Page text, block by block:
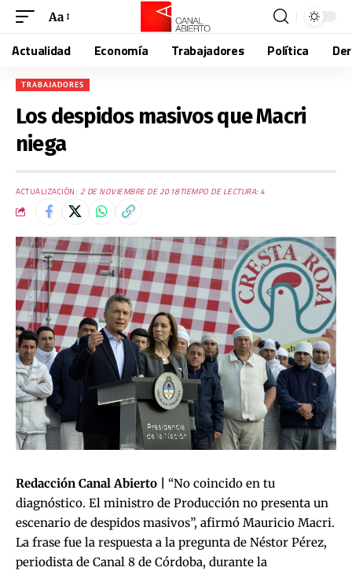
Aa
Actualidad Economía Trabajadores Política
TRABAJADORES
Los despidos masivos que Macri
niega
ACTUALIZACIÓN: 2 DE NOVIEMBRE DE 2018TIEMPO DE LECTURA: 4
Redacción Canal Abierto |
“No coincido en tu
diagnóstico. El ministro de Producción no presenta un
escenario de despidos masivos”, afirmó Mauricio Macri.
La frase fue la respuesta a la pregunta de Néstor Pérez,
periodista de Canal 8 de Córdoba, durante la